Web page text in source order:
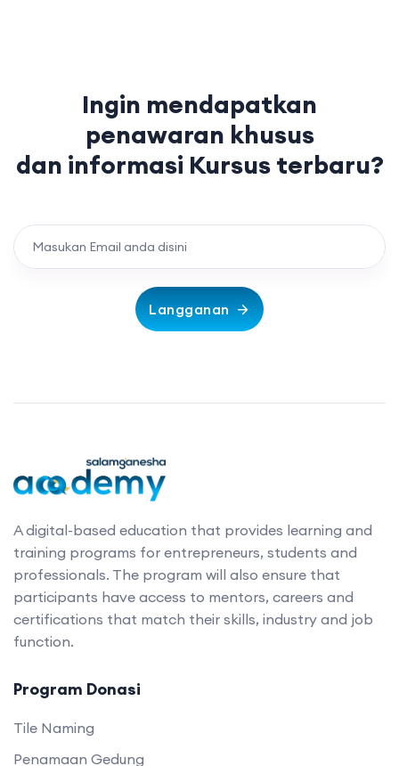
Ingin mendapatkan
penawaran khusus
dan informasi Kursus terbaru?
Langganan
A digital-based education that provides learning and
training programs for entrepreneurs, students and
professionals. The program will also ensure that
participants have access to mentors, careers and
certifications that match their skills, industry and job
function.
Program Donasi
Tile Naming
Penamaan Gedung